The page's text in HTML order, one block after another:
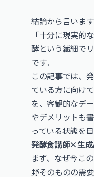
結論から言いま
「十分に現実的
酵という繊細で
です。
この記事では、
ている方に向け
を、客観的なデ
やデメリットも
っている状態を目
発酵食講師×生成
まず、なぜ今こ
野そのものの需